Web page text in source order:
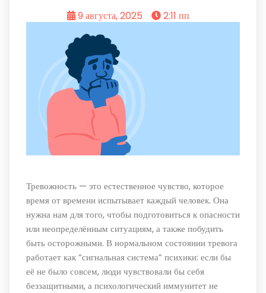
9 августа, 2025 2:11 пп
Тревожность — это естественное чувство, которое
время от времени испытывает каждый человек. Она
нужна нам для того, чтобы подготовиться к опасности
или неопределённым ситуациям, а также побудить
быть осторожными. В нормальном состоянии тревога
работает как “сигнальная система” психики: если бы
её не было совсем, люди чувствовали бы себя
беззащитными, а психологический иммунитет не